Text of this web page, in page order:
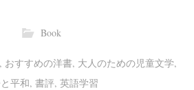
Book
, おすすめの洋書, 大人のための児童文学,
平和, 書評, 英語学習